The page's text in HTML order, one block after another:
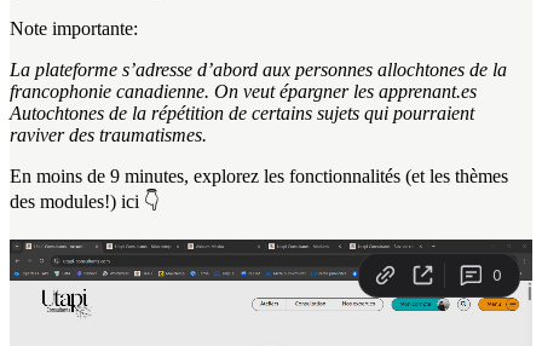
Note importante:
La plateforme s’adresse d’abord aux personnes allochtones de la
francophonie canadienne. On veut épargner les apprenant.es
Autochtones de la répétition de certains sujets qui pourraient
raviver des traumatismes.
En moins de 9 minutes, explorez les fonctionnalités (et les thèmes
des modules!) ici 👇